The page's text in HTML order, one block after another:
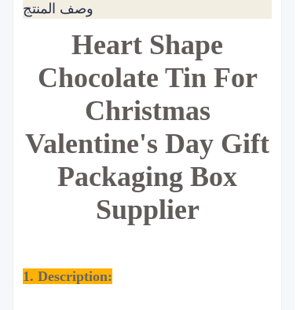
وصف المنتج
Heart Shape
Chocolate Tin For
Christmas
Valentine's Day Gift
Packaging Box
Supplier
1. Description: